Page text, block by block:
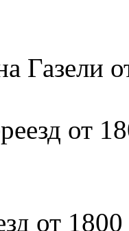
Газели
от
от 1800